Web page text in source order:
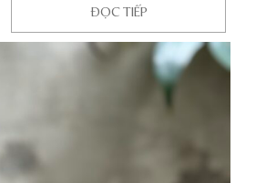
ĐỌC TIẾP